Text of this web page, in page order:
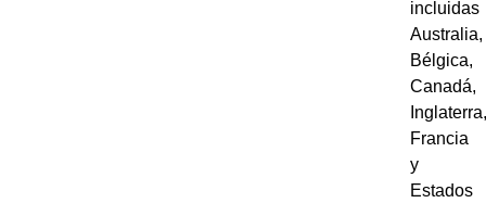
incluidas
Australia,
Bélgica,
Canadá,
Inglaterra,
Francia
y
Estados